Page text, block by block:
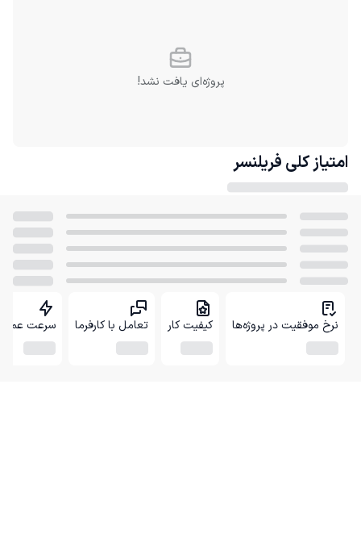
پروژه‌ای یافت نشد!
امتیاز کلی فریلنسر
نرخ موفقیت در پروژه‌ها کیفیت کار تعامل با کارفرما سرعت عمل